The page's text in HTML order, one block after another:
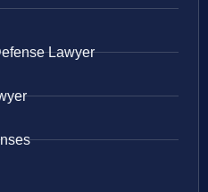
Lawyer